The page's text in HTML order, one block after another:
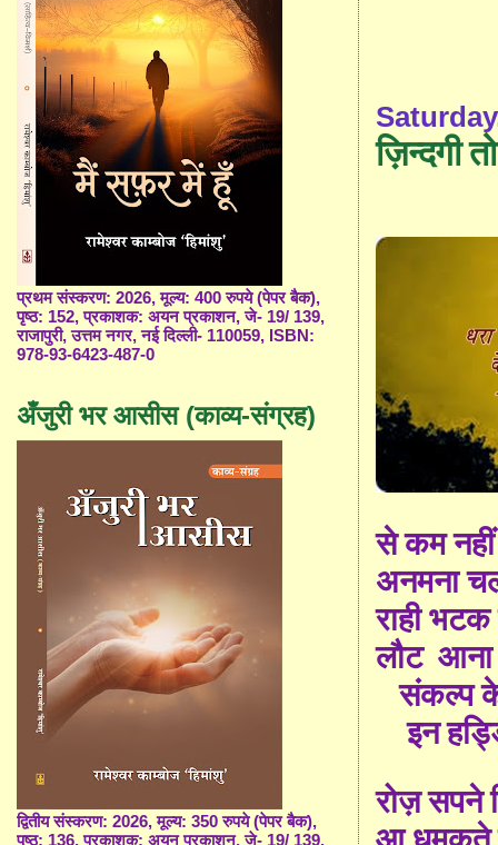
ज़िन्दगी
से कम नहीं
अनमना
राही
लौट आना
संकल्प
इन
रोज़ सपने
प्रथम संस्करण: 2026, मूल्य: 400 रुपये (पेपर बैक),
पृष्ठ: 152, प्रकाशक: अयन प्रकाशन, जे- 19/ 139,
राजापुरी, उत्तम नगर, नई दिल्ली- 110059, ISBN:
978-93-6423-487-0
अँजुरी भर आसीस (काव्य-संग्रह)
द्वितीय संस्करण: 2026, मूल्य: 350 रुपये (पेपर बैक),
पृष्ठ: 136, प्रकाशक: अयन प्रकाशन, जे- 19/ 139,